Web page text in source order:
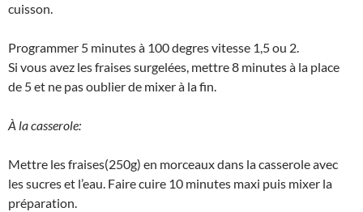
cuisson.
Programmer 5 minutes à 100 degres vitesse 1,5 ou 2.
Si vous avez les fraises surgelées, mettre 8 minutes à la place
de 5 et ne pas oublier de mixer à la fin.
À la casserole:
Mettre les fraises(250g) en morceaux dans la casserole avec
les sucres et l’eau. Faire cuire 10 minutes maxi puis mixer la
préparation.